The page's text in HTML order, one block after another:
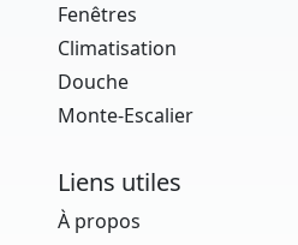
Fenêtres
Climatisation
Douche
Monte-Escalier
Liens utiles
À propos